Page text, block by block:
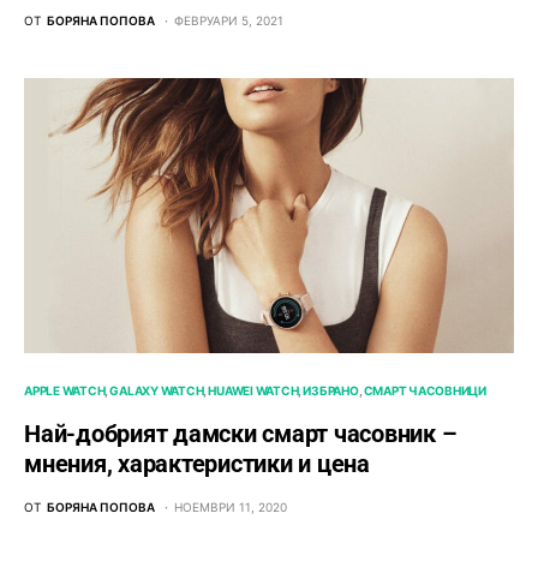
ОТ БОРЯНА ПОПОВА ФЕВРУАРИ 5, 2021
APPLE WATCH GALAXY WATCH HUAWEI WATCH ИЗБРАНО СМАРТ ЧАСОВНИЦИ
Най-добрият дамски смарт часовник –
мнения, характеристики и цена
ОТ БОРЯНА ПОПОВА НОЕМВРИ 11, 2020